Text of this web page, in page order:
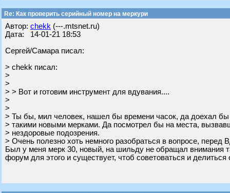
Re: Как проверить серийный номер на меркури
Автор: chekk (---.mtsnet.ru)
Дата: 14-01-21 18:53
Сергей/Самара писал:
> chekk писал:
>
>
> > Вот и готовим инструмент для вдувания....
>
>
> Ты бы, мил человек, нашел бы времени часок, да доехал бы
> такими новыми мерками. Да посмотрел бы на места,
> нездоровые подозрения.
> Очень полезно хоть немного разобраться в вопросе,
Был у меня мерк 30, новый, на шильду не обращал внимания
форум для этого и существует, чтоб советоваться и